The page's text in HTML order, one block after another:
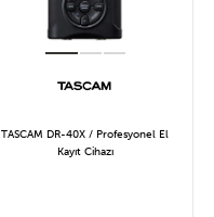
TASCAM DR-40X / Profesyonel El
Kayıt Cihazı